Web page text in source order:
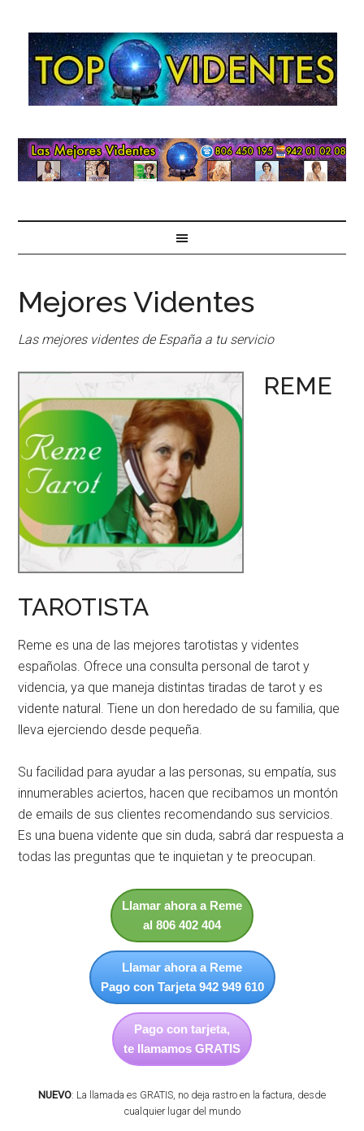
Mejores Videntes
Las mejores videntes de España a tu servicio
REME
TAROTISTA
Reme es una de las mejores tarotistas y videntes
españolas. Ofrece una consulta personal de tarot y
videncia, ya que maneja distintas tiradas de tarot y es
vidente natural. Tiene un don heredado de su familia, que
lleva ejerciendo desde pequeña.
Su facilidad para ayudar a las personas, su empatía, sus
innumerables aciertos, hacen que recibamos un montón
de emails de sus clientes recomendando sus servicios.
Es una buena vidente que sin duda, sabrá dar respuesta a
todas las preguntas que te inquietan y te preocupan.
Llamar ahora a Reme
al 806 402 404
Llamar ahora a Reme
Pago con Tarjeta 942 949 610
Pago con tarjeta,
te llamamos GRATIS
NUEVO: La llamada es GRATIS, no deja rastro en la factura, desde
cualquier lugar del mundo